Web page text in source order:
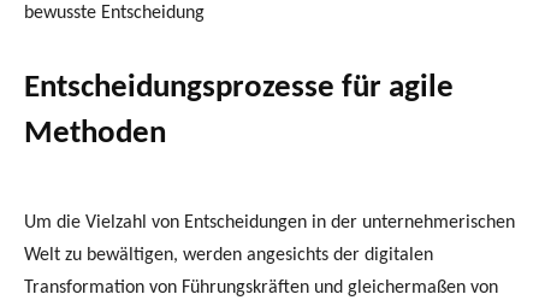
bewusste Entscheidung
Entscheidungsprozesse für agile
Methoden
Um die Vielzahl von Entscheidungen in der unternehmerischen
Welt zu bewältigen, werden angesichts der digitalen
Transformation von Führungskräften und gleichermaßen von